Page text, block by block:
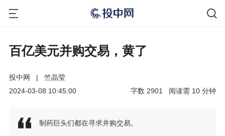
百亿美元并购交易，黄了
投中网 |
竺晶莹
2024-03-08 10:45:00
分钟
10
阅读需
2901
字数
制药巨头们都在寻求并购交易。